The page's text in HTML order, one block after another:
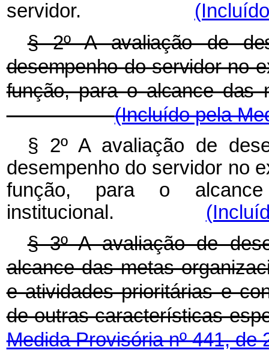
servidor.
§ 2º A avaliação de
desempenho do servidor no
função, para o alcance das
(Incluído pela
§ 2º A avaliação de
desempenho do servidor no
função, para o
institucional.
§ 3º A avaliação de
alcance das metas
e atividades prioritárias e
de outras características
Medida Provisória nº 441, de